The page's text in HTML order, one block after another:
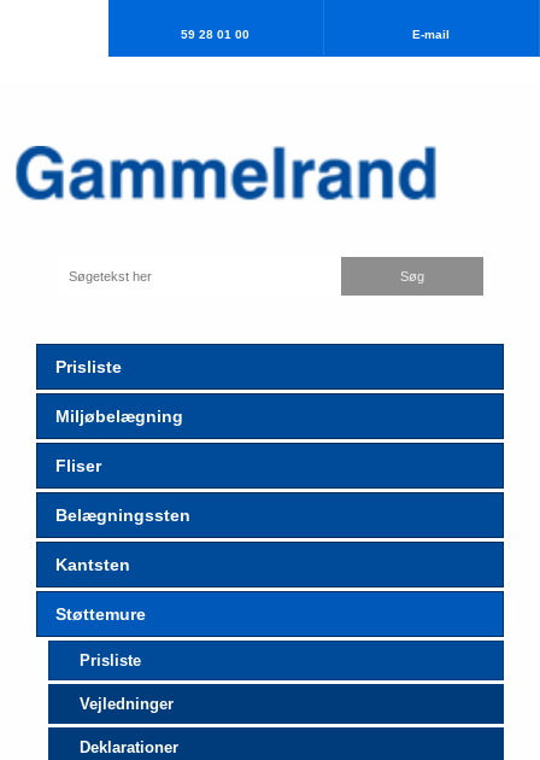
59 28 01 00 E-mail​
Prisliste
Miljøbelægning
Fliser
Belægningssten
Kantsten
Støttemure
Prisliste
Vejledninger
Deklarationer